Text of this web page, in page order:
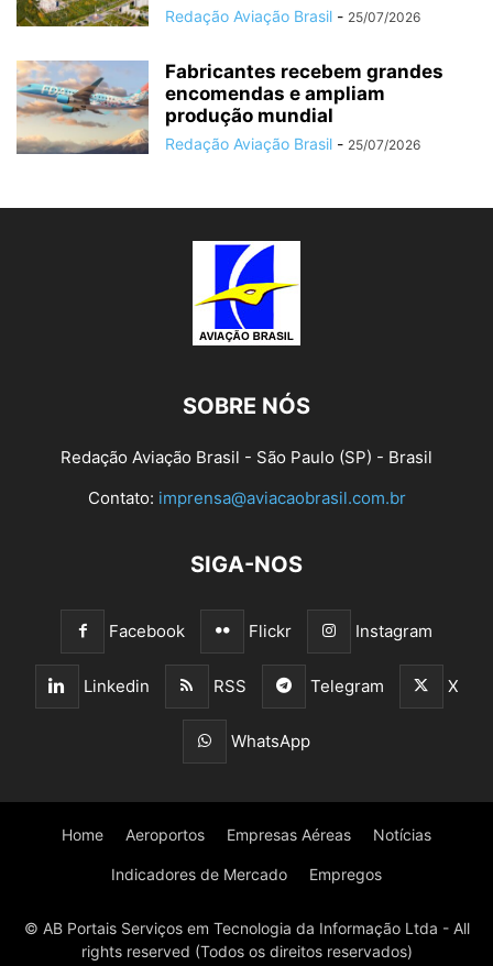
Redação Aviação Brasil - 25/07/2026
Fabricantes recebem grandes
encomendas e ampliam
produção mundial
Redação Aviação Brasil - 25/07/2026
SOBRE NÓS
Redação Aviação Brasil - São Paulo (SP) - Brasil
Contato: imprensa@aviacaobrasil.com.br
SIGA-NOS
Facebook Flickr Instagram
Linkedin RSS Telegram X
WhatsApp
Home Aeroportos Empresas Aéreas Notícias
Indicadores de Mercado Empregos
© AB Portais Serviços em Tecnologia da Informação Ltda - All
rights reserved (Todos os direitos reservados)